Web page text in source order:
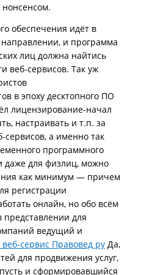
обеспечения идёт в
и программа
лиц должна найтись
веб-сервисов. Так уж
в эпоху десктопного ПО
лицензирование-начал
настраивать и т.п. за
сервисов, а именно так
программного
даже для физлиц, можно
как минимум — причем
регистрации
онлайн, но обо всём
представлении для
ведущий и
сервис Правовед ру Да,
для продвижения услуг,
и сформировавшийся